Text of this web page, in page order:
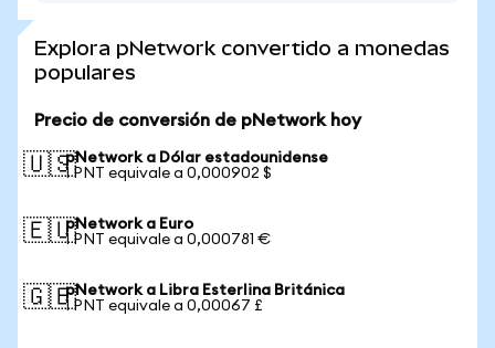
Explora pNetwork convertido a monedas
populares
Precio de conversión de pNetwork hoy
🇺🇸pNetwork a Dólar estadounidense
1 PNT equivale a 0,000902 $
🇪🇺pNetwork a Euro
1 PNT equivale a 0,000781 €
🇬🇧pNetwork a Libra Esterlina Británica
1 PNT equivale a 0,00067 £